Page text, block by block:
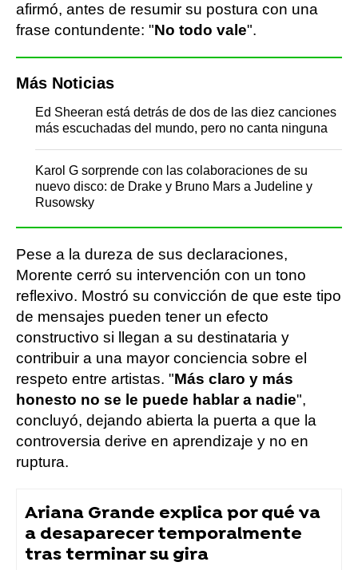
afirmó, antes de resumir su postura con una
frase contundente: "No todo vale".
Más Noticias
Ed Sheeran está detrás de dos de las diez canciones
más escuchadas del mundo, pero no canta ninguna
Karol G sorprende con las colaboraciones de su
nuevo disco: de Drake y Bruno Mars a Judeline y
Rusowsky
Pese a la dureza de sus declaraciones,
Morente cerró su intervención con un tono
reflexivo. Mostró su convicción de que este tipo
de mensajes pueden tener un efecto
constructivo si llegan a su destinataria y
contribuir a una mayor conciencia sobre el
respeto entre artistas. "Más claro y más
honesto no se le puede hablar a nadie",
concluyó, dejando abierta la puerta a que la
controversia derive en aprendizaje y no en
ruptura.
Ariana Grande explica por qué va
a desaparecer temporalmente
tras terminar su gira